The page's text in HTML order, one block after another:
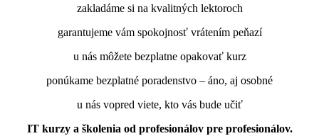
zakladáme si na kvalitných lektoroch
garantujeme vám spokojnosť vrátením peňazí
u nás môžete bezplatne opakovať kurz
ponúkame bezplatné poradenstvo – áno, aj osobné
u nás vopred viete, kto vás bude učiť
IT kurzy a školenia od profesionálov pre profesionálov.